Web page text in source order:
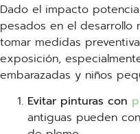
Dado el impacto
pesados en el desarrollo
tomar medidas
exposición,
embarazadas y niños
Evitar pinturas con
antiguas pueden